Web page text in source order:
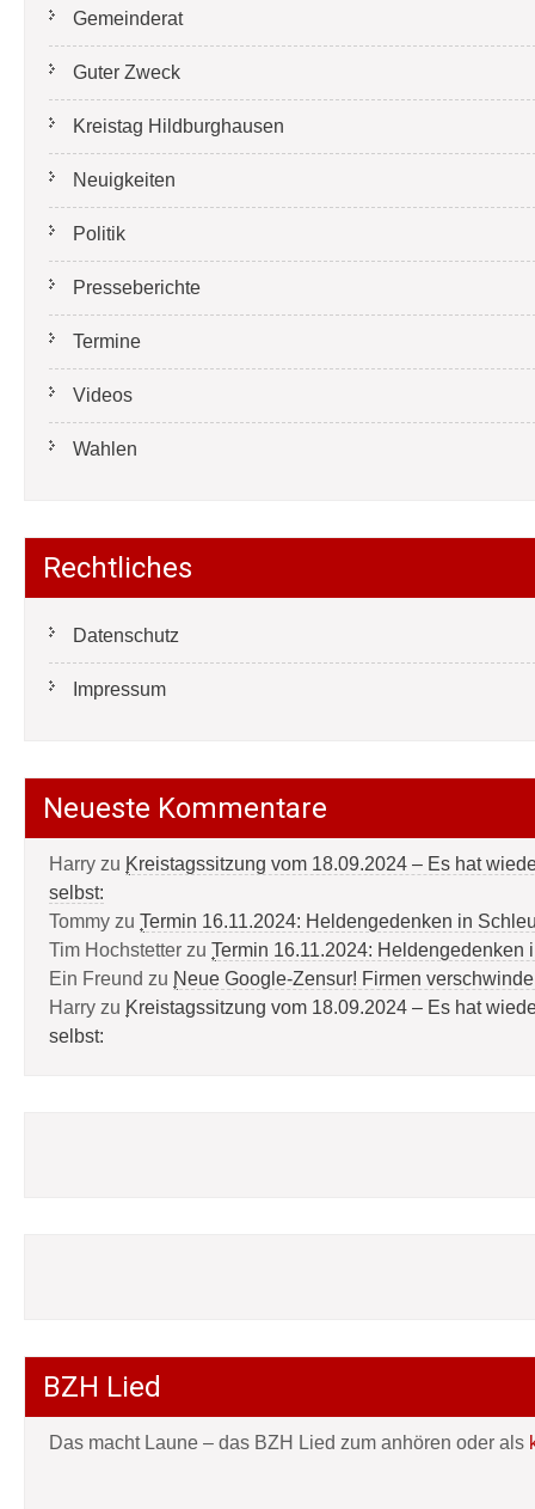
Gemeinderat
Guter Zweck
Kreistag Hildburghausen
Neuigkeiten
Politik
Presseberichte
Termine
Videos
Wahlen
Rechtliches
Datenschutz
Impressum
Neueste Kommentare
Harry zu Kreistagssitzung vom 18.09.2024 – Es hat
selbst:
Tommy zu Termin 16.11.2024: Heldengedenken in
Tim Hochstetter zu Termin 16.11.2024: Heldengedenken
Ein Freund zu Neue Google-Zensur! Firmen
Harry zu Kreistagssitzung vom 18.09.2024 – Es hat
selbst:
BZH Lied
Das macht Laune – das BZH Lied zum anhören oder als